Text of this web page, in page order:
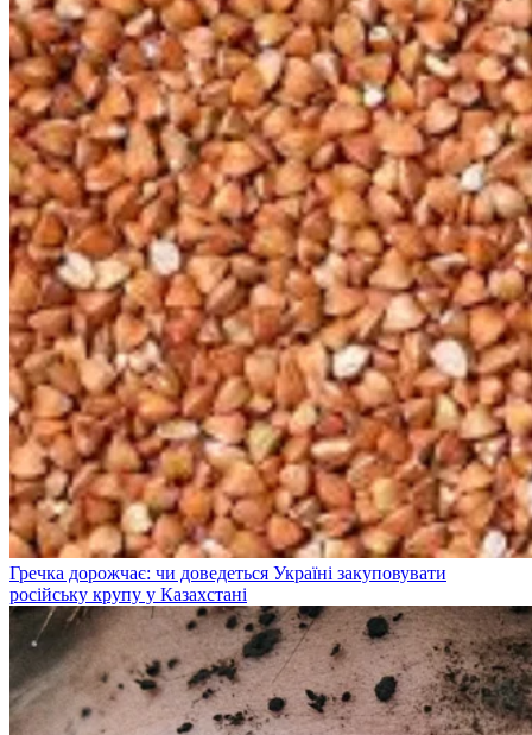
Гречка дорожчає: чи доведеться Україні закуповувати
російську крупу у Казахстані